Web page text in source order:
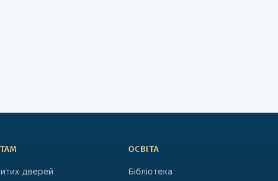
дверей
ОСВІТА
Бібліотека